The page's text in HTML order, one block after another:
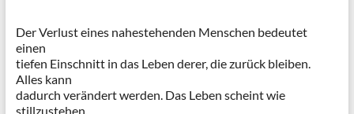
Der Verlust eines nahestehenden Menschen bedeutet
einen
tiefen Einschnitt in das Leben derer, die zurück bleiben.
Alles kann
dadurch verändert werden. Das Leben scheint wie
stillzustehen,